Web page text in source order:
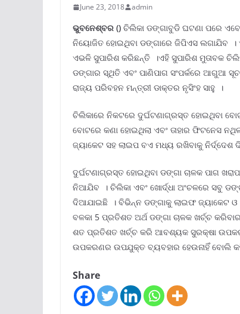
June 23, 2018 admin
ଭୁବନେଶ୍ବର () ଚିଲିକା ଡଙ୍ଗାବୁଡି ଘଟଣା ପରେ
ନିୟୋଜିତ ହୋଇଥିବା ଡଙ୍ଗାରେ ଜିପିଏସ ଲଗାଯିବ ।
ଏଭଳି ସୁପାରିଶ କରିଛନ୍ତି ।ଏହି ସୁପାରିଶ ମୁତାବକ
ଡଙ୍ଗାର ସ୍ଥିତି ଏବଂ ପାଣିପାଗ ସଂପର୍କରେ ଆଗୁଆ
ରାଜ୍ୟ ପରିବହନ ମନ୍ତ୍ରୀ ଡାକ୍ତର ନୃସିଂହ ସାହୁ ।
ଚିଲିକାରେ ନିକଟରେ ଦୁର୍ଘଟଣାଗ୍ରସ୍ତ ହୋଇଥିବା
ବୋଟରେ କଣା ହୋଇଥିଲା ଏବଂ ତାହାର ଫିଟନେସ
ଜ୍ୟାକେଟ ସହ ଲାଇପ ବଏ ମଧ୍ୟ ରଖିବାକୁ ନିର୍ଦ୍ଦେଶ
ଦୁର୍ଘଟଣାଗ୍ରସ୍ତ ହୋଇଥିବା ଡଙ୍ଗା ଚାଳକ ପାଗ
ନିଆଯିବ । ଚିଲିକା ଏବଂ ଖୋର୍ଦ୍ଧା ଅଂଚଳରେ ସବୁ
ଦିଆଯାଇଛି । ବିଭିନ୍ନ ଡଙ୍ଗାକୁ ଲାଇଫ ଜ୍ୟାକେଟ ଓ
ବଳକା 5 ପ୍ରତିଶତ ଅର୍ଥ ଡଙ୍ଗା ଚାଳକ ଖର୍ଚ୍ଚ
ଶତ ପ୍ରତିଶତ ଖର୍ଚ୍ଚ କରି ଆବଶ୍ୟକ ସୁରକ୍ଷା
ଉପକରଣର ଉପଯୁକ୍ତ ବ୍ୟବହାର ହେଉନାହିଁ ବୋଲି
Share